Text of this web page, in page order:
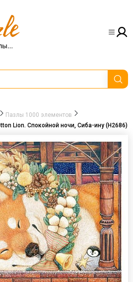
Пазлы 1000 элементов
Lion. Спокойной ночи, Сиба-ину (H2686)